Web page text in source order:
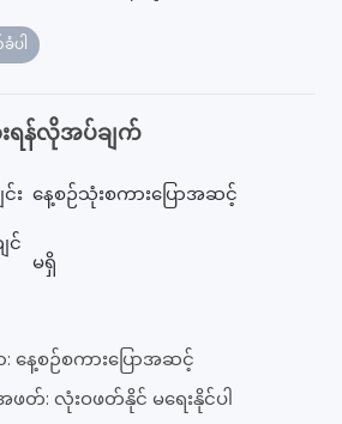
ပါ
ရန်လိုအပ်ချက်
း နေ့စဉ်သုံးစကားပြောအဆင့်
င်
မရှိ
: နေ့စဉ်စကားပြောအဆင့်
ဖတ်: လုံးဝဖတ်နိုင် မရေးနိုင်ပါ